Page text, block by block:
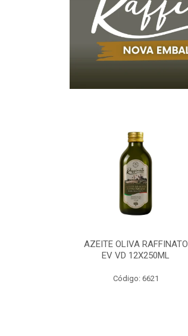
AZEITE OLIVA RAFFINATO
EV VD 12X250ML
Código: 6621